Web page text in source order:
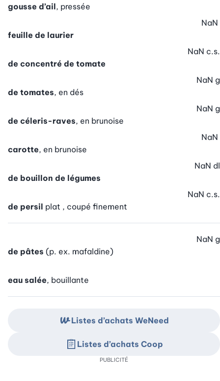
gousse d’ail, pressée
feuille de laurier
NaN
de concentré de tomate
NaN c.s.
de tomates, en dés
NaN g
de céleris-raves, en brunoise
NaN g
carotte, en brunoise
NaN
de bouillon de légumes
NaN dl
de persil plat , coupé finement
NaN c.s.
de pâtes (p. ex. mafaldine)
NaN g
eau salée, bouillante
Listes d’achats WeNeed
Listes d’achats Coop
PUBLICITÉ